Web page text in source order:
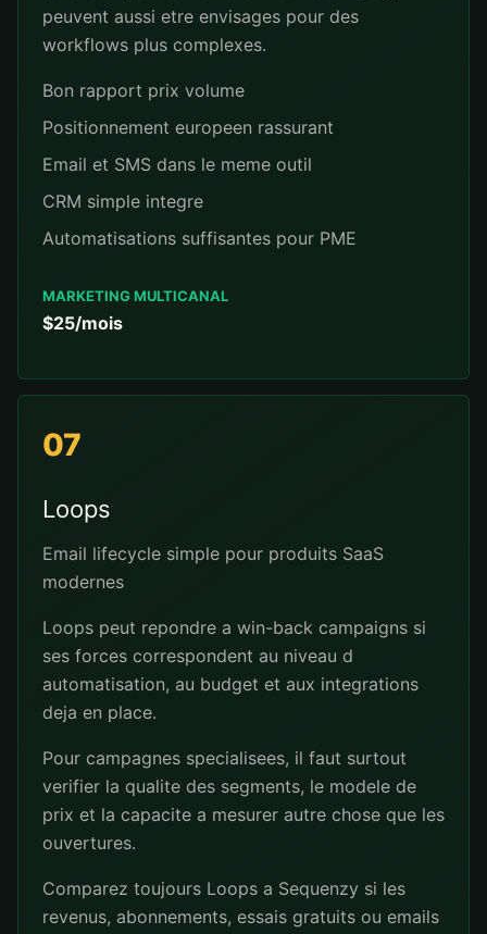
peuvent aussi etre envisages pour des
workflows plus complexes.
Bon rapport prix volume
Positionnement europeen rassurant
Email et SMS dans le meme outil
CRM simple integre
Automatisations suffisantes pour PME
MARKETING MULTICANAL
$25/mois
07
Loops
Email lifecycle simple pour produits SaaS
modernes
Loops peut repondre a win-back campaigns si
ses forces correspondent au niveau d
automatisation, au budget et aux integrations
deja en place.
Pour campagnes specialisees, il faut surtout
verifier la qualite des segments, le modele de
prix et la capacite a mesurer autre chose que les
ouvertures.
Comparez toujours Loops a Sequenzy si les
revenus, abonnements, essais gratuits ou emails